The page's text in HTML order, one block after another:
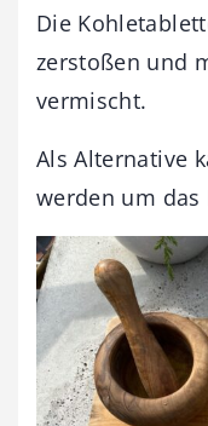
Die
zerstoßen und
vermischt.
Als Alternative
werden um das